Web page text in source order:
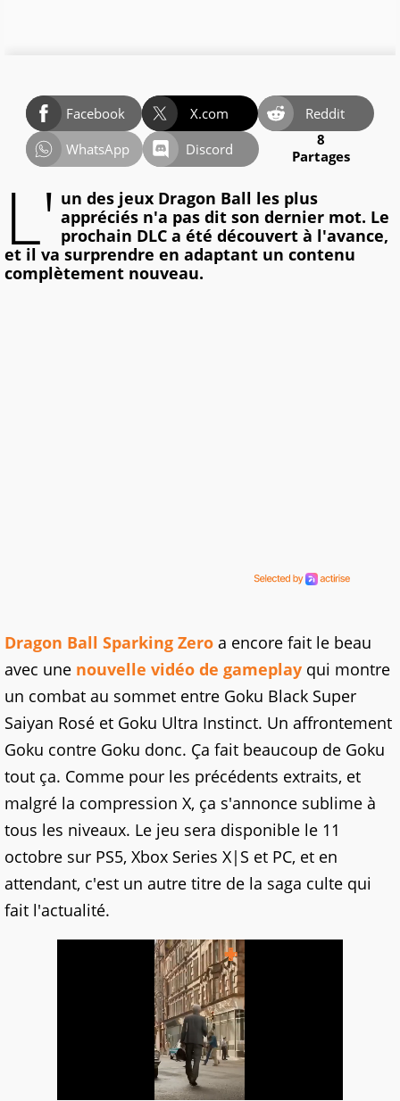
Facebook X.com
Reddit
WhatsApp
Discord
8
Partages
L' un des jeux Dragon Ball les plus
appréciés n'a pas dit son dernier mot. Le
prochain DLC a été découvert à l'avance,
et il va surprendre en adaptant un contenu
complètement nouveau.
Dragon Ball Sparking Zero a encore fait le beau
avec une nouvelle vidéo de gameplay qui montre
un combat au sommet entre Goku Black Super
Saiyan Rosé et Goku Ultra Instinct. Un affrontement
Goku contre Goku donc. Ça fait beaucoup de Goku
tout ça. Comme pour les précédents extraits, et
malgré la compression X, ça s'annonce sublime à
tous les niveaux. Le jeu sera disponible le 11
octobre sur PS5, Xbox Series X|S et PC, et en
attendant, c'est un autre titre de la saga culte qui
fait l'actualité.